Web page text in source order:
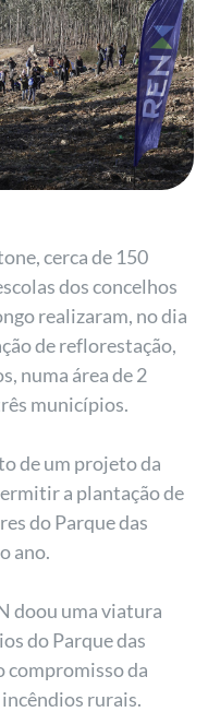
cerca de 150
dos concelhos
realizaram, no dia
de reflorestação,
numa área de 2
municípios.
de um projeto da
a plantação de
do Parque das
ano.
doou uma viatura
do Parque das
compromisso da
rurais.